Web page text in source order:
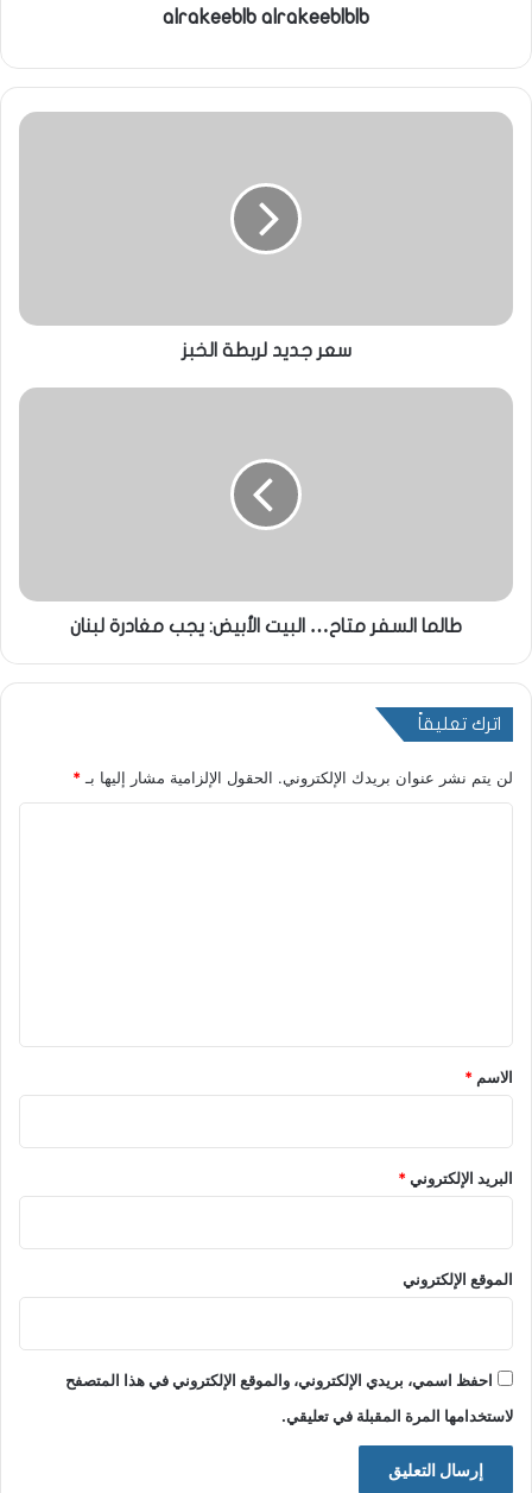
alrakeeblb alrakeeblblb
سعر جديد لربطة الخبز
طالما السفر متاح… البيت الأبيض: يجب مغادرة لبنان
اترك تعليقاً
لن يتم نشر عنوان بريدك الإلكتروني. الحقول الإلزامية مشار إليها بـ*
*
الاسم *
البريد الإلكتروني*
الموقع الإلكتروني
احفظ اسمي، بريدي الإلكتروني، والموقع الإلكتروني في هذا المتصفح
لاستخدامها المرة المقبلة في تعليقي.